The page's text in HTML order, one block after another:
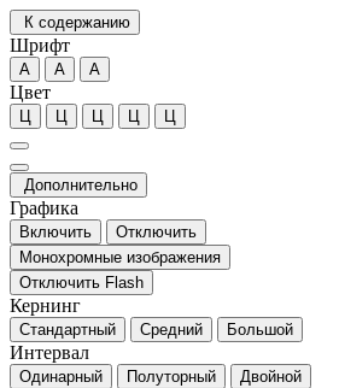
К содержанию
Шрифт
А А А
Цвет
Ц Ц Ц Ц Ц
Дополнительно
Графика
Включить
Отключить
Монохромные изображения
Отключить Flash
Кернинг
Стандартный Средний Большой
Интервал
Одинарный Полуторный Двойной